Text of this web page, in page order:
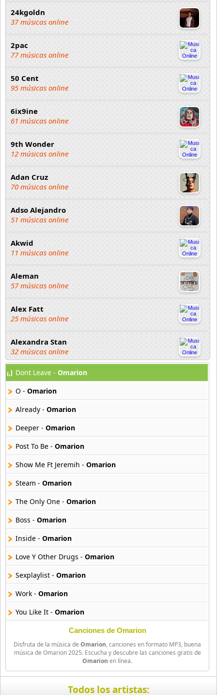
24kgoldn
37 músicas online
2pac
77 músicas online
50 Cent
95 músicas online
6ix9ine
61 músicas online
9th Wonder
12 músicas online
Adan Cruz
70 músicas online
Adso Alejandro
51 músicas online
Akwid
11 músicas online
Aleman
57 músicas online
Alex Fatt
25 músicas online
Alexandra Stan
32 músicas online
Anita Tijoux
14 músicas online
Arma Blanca
27 músicas online
19 músicas online
Atmosphere
15 músicas online
Baby Boy
16 músicas online
Beans
13 músicas online
Beenie Man
4 músicas online
Big Bang
179 músicas online
27 músicas online
Birdman
Dont Leave - Omarion
O - Omarion
Already - Omarion
Deeper - Omarion
Post To Be - Omarion
Show Me Ft Jeremih - Omarion
Steam - Omarion
The Only One - Omarion
Boss - Omarion
Inside - Omarion
Love Y Other Drugs - Omarion
Sexplaylist - Omarion
Work - Omarion
You Like It - Omarion
Canciones de Omarion
Disfruta de la música de Omarion, canciones en formato MP3, buena
música de Omarion 2025. Escucha y descubre las canciones gratis de
Omarion en línea.
Todos los artistas: